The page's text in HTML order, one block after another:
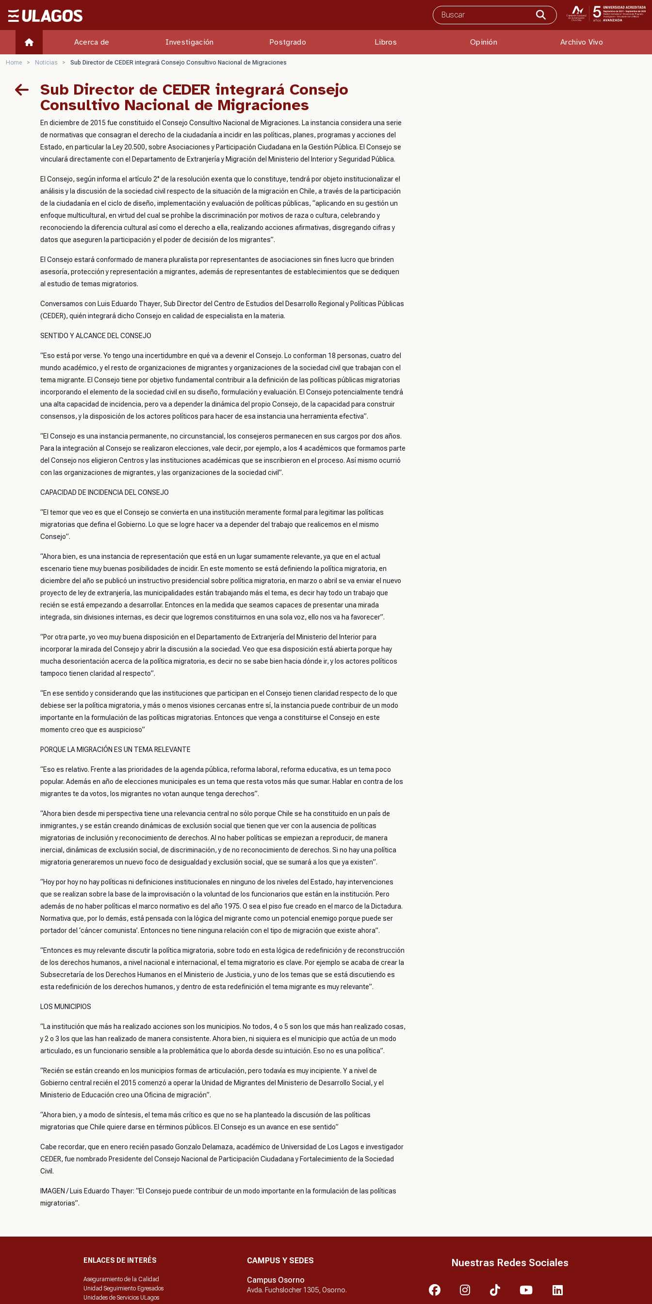
Ulagos Template
Acerca de Investigación Postgrado Libros Opinión Archivo Vivo
Home > Noticias > Sub Director de CEDER integrará Consejo Consultivo Nacional de Migraciones
Sub Director de CEDER integrará Consejo
Consultivo Nacional de Migraciones
En diciembre de 2015 fue constituido el Consejo Consultivo Nacional de Migraciones. La instancia considera una serie
de normativas que consagran el derecho de la ciudadanía a incidir en las políticas, planes, programas y acciones del
Estado, en particular la Ley 20.500, sobre Asociaciones y Participación Ciudadana en la Gestión Pública. El Consejo se
vinculará directamente con el Departamento de Extranjería y Migración del Ministerio del Interior y Seguridad Pública.
El Consejo, según informa el artículo 2° de la resolución exenta que lo constituye, tendrá por objeto institucionalizar el
análisis y la discusión de la sociedad civil respecto de la situación de la migración en Chile, a través de la participación
de la ciudadanía en el ciclo de diseño, implementación y evaluación de políticas públicas, “aplicando en su gestión un
enfoque multicultural, en virtud del cual se prohíbe la discriminación por motivos de raza o cultura, celebrando y
reconociendo la diferencia cultural así como el derecho a ella, realizando acciones afirmativas, disgregando cifras y
datos que aseguren la participación y el poder de decisión de los migrantes”.
El Consejo estará conformado de manera pluralista por representantes de asociaciones sin fines lucro que brinden
asesoría, protección y representación a migrantes, además de representantes de establecimientos que se dediquen
al estudio de temas migratorios.
Conversamos con Luis Eduardo Thayer, Sub Director del Centro de Estudios del Desarrollo Regional y Políticas Públicas
(CEDER), quién integrará dicho Consejo en calidad de especialista en la materia.
SENTIDO Y ALCANCE DEL CONSEJO
“Eso está por verse. Yo tengo una incertidumbre en qué va a devenir el Consejo. Lo conforman 18 personas, cuatro del
mundo académico, y el resto de organizaciones de migrantes y organizaciones de la sociedad civil que trabajan con el
tema migrante. El Consejo tiene por objetivo fundamental contribuir a la definición de las políticas públicas migratorias
incorporando el elemento de la sociedad civil en su diseño, formulación y evaluación. El Consejo potencialmente tendrá
una alta capacidad de incidencia, pero va a depender la dinámica del propio Consejo, de la capacidad para construir
consensos, y la disposición de los actores políticos para hacer de esa instancia una herramienta efectiva”.
“El Consejo es una instancia permanente, no circunstancial, los consejeros permanecen en sus cargos por dos años.
Para la integración al Consejo se realizaron elecciones, vale decir, por ejemplo, a los 4 académicos que formamos parte
del Consejo nos eligieron Centros y las instituciones académicas que se inscribieron en el proceso. Así mismo ocurrió
con las organizaciones de migrantes, y las organizaciones de la sociedad civil”.
CAPACIDAD DE INCIDENCIA DEL CONSEJO
“El temor que veo es que el Consejo se convierta en una institución meramente formal para legitimar las políticas
migratorias que defina el Gobierno. Lo que se logre hacer va a depender del trabajo que realicemos en el mismo
Consejo”.
“Ahora bien, es una instancia de representación que está en un lugar sumamente relevante, ya que en el actual
escenario tiene muy buenas posibilidades de incidir. En este momento se está definiendo la política migratoria, en
diciembre del año se publicó un instructivo presidencial sobre política migratoria, en marzo o abril se va enviar el nuevo
proyecto de ley de extranjería, las municipalidades están trabajando más el tema, es decir hay todo un trabajo que
recién se está empezando a desarrollar. Entonces en la medida que seamos capaces de presentar una mirada
integrada, sin divisiones internas, es decir que logremos constituirnos en una sola voz, ello nos va ha favorecer”.
“Por otra parte, yo veo muy buena disposición en el Departamento de Extranjería del Ministerio del Interior para
incorporar la mirada del Consejo y abrir la discusión a la sociedad. Veo que esa disposición está abierta porque hay
mucha desorientación acerca de la política migratoria, es decir no se sabe bien hacia dónde ir, y los actores políticos
tampoco tienen claridad al respecto”.
“En ese sentido y considerando que las instituciones que participan en el Consejo tienen claridad respecto de lo que
debiese ser la política migratoria, y más o menos visiones cercanas entre sí, la instancia puede contribuir de un modo
importante en la formulación de las políticas migratorias. Entonces que venga a constituirse el Consejo en este
momento creo que es auspicioso”
PORQUE LA MIGRACIÓN ES UN TEMA RELEVANTE
“Eso es relativo. Frente a las prioridades de la agenda pública, reforma laboral, reforma educativa, es un tema poco
popular. Además en año de elecciones municipales es un tema que resta votos más que sumar. Hablar en contra de los
migrantes te da votos, los migrantes no votan aunque tenga derechos”.
“Ahora bien desde mi perspectiva tiene una relevancia central no sólo porque Chile se ha constituido en un país de
inmigrantes, y se están creando dinámicas de exclusión social que tienen que ver con la ausencia de políticas
migratorias de inclusión y reconocimiento de derechos. Al no haber políticas se empiezan a reproducir, de manera
inercial, dinámicas de exclusión social, de discriminación, y de no reconocimiento de derechos. Si no hay una política
migratoria generaremos un nuevo foco de desigualdad y exclusión social, que se sumará a los que ya existen”.
“Hoy por hoy no hay políticas ni definiciones institucionales en ninguno de los niveles del Estado, hay intervenciones
que se realizan sobre la base de la improvisación o la voluntad de los funcionarios que están en la institución. Pero
además de no haber políticas el marco normativo es del año 1975. O sea el piso fue creado en el marco de la Dictadura.
Normativa que, por lo demás, está pensada con la lógica del migrante como un potencial enemigo porque puede ser
portador del ‘cáncer comunista’. Entonces no tiene ninguna relación con el tipo de migración que existe ahora”.
“Entonces es muy relevante discutir la política migratoria, sobre todo en esta lógica de redefinición y de reconstrucción
de los derechos humanos, a nivel nacional e internacional, el tema migratorio es clave. Por ejemplo se acaba de crear la
Subsecretaría de los Derechos Humanos en el Ministerio de Justicia, y uno de los temas que se está discutiendo es
esta redefinición de los derechos humanos, y dentro de esta redefinición el tema migrante es muy relevante”.
LOS MUNICIPIOS
“La institución que más ha realizado acciones son los municipios. No todos, 4 o 5 son los que más han realizado cosas,
y 2 o 3 los que las han realizado de manera consistente. Ahora bien, ni siquiera es el municipio que actúa de un modo
articulado, es un funcionario sensible a la problemática que lo aborda desde su intuición. Eso no es una política”.
“Recién se están creando en los municipios formas de articulación, pero todavía es muy incipiente. Y a nivel de
Gobierno central recién el 2015 comenzó a operar la Unidad de Migrantes del Ministerio de Desarrollo Social, y el
Ministerio de Educación creo una Oficina de migración”.
“Ahora bien, y a modo de síntesis, el tema más crítico es que no se ha planteado la discusión de las políticas
migratorias que Chile quiere darse en términos públicos. El Consejo es un avance en ese sentido”
Cabe recordar, que en enero recién pasado Gonzalo Delamaza, académico de Universidad de Los Lagos e investigador
CEDER, fue nombrado Presidente del Consejo Nacional de Participación Ciudadana y Fortalecimiento de la Sociedad
Civil.
IMAGEN / Luis Eduardo Thayer: “El Consejo puede contribuir de un modo importante en la formulación de las políticas
migratorias”.
ENLACES DE INTERÉS
Aseguramiento de la Calidad
Unidad Seguimiento Egresados
Unidades de Servicios ULagos
CAMPUS Y SEDES
Campus Osorno
Avda. Fuchslocher 1305, Osorno.
Nuestras Redes Sociales